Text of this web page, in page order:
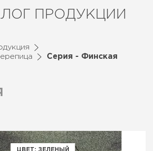
ПРОДУКЦИИ
Серия - Финская